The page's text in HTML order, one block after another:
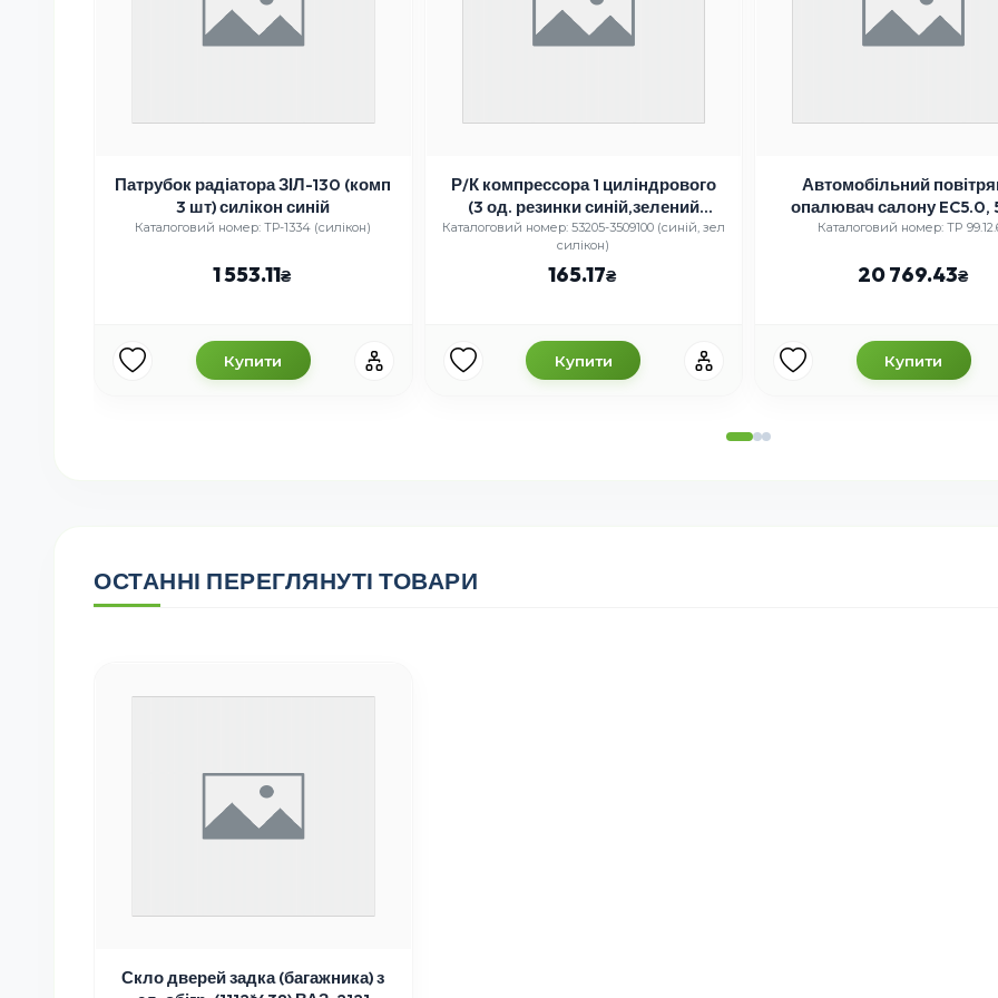
Патрубок радіатора ЗІЛ-130 (комп
3 шт) силікон синій
Каталоговий номер: ТР-1334 (силікон)
1 553.11
Купити
Р/К компрессора 1 циліндрового
(3 од. резинки синій,зелений
силікон)
Каталоговий номер: 53205-3509100 (синій, зел
силікон)
165.17
Купити
Автомобільний
опалювач салону EC5.0,
24V (TEMPEST)
Каталоговий номер: TP
20 769.43
Купити
ОСТАННІ ПЕРЕГЛЯНУТІ ТОВАРИ
Скло дверей задка (багажника) з